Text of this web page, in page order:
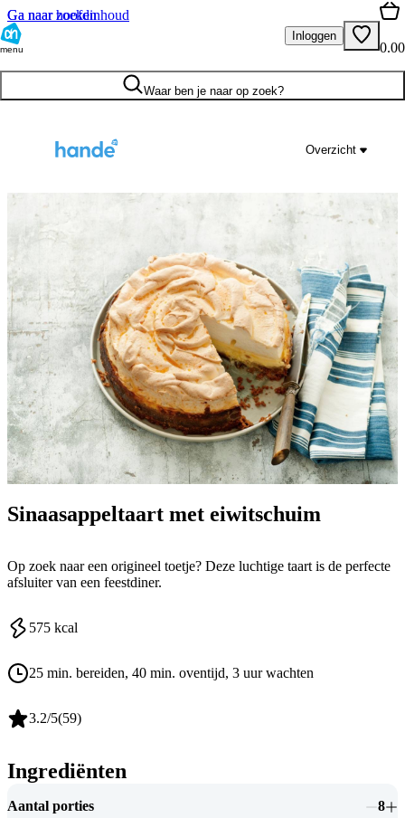
Ga naar hoofdinhoud
Ga naar zoeken
menu
Inloggen
0.00
Waar ben je naar op zoek?
Overzicht
Sinaasappeltaart met eiwitschuim
Op zoek naar een origineel toetje? Deze luchtige taart is de perfecte
afsluiter van een feestdiner.
575 kcal
25 min. bereiden, 40 min. oventijd, 3 uur wachten
3.2/5(59)
Ingrediënten
Aantal porties 8